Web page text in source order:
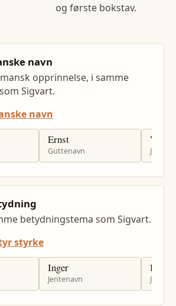
og første bokstav.
navn
opprinnelse, i samme
Sigvart.
navn
Ernst
Guttenavn
Vilma
betydningstema som Sigvart.
styrke
Inger
Jentenavn
Hilde